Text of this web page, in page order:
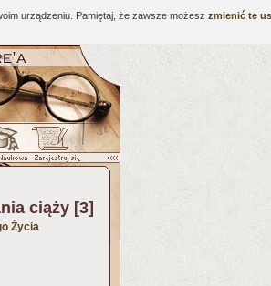
urządzeniu. Pamiętaj, że zawsze możesz zmienić te
ciąży [3]
Życia